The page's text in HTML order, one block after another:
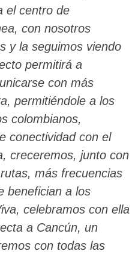
el centro de
con nosotros
y la seguimos viendo
permitirá a
con más
permitiéndole a los
colombianos,
conectividad con el
creceremos, junto con
más frecuencias
benefician a los
celebramos con ella
a Cancún, un
con todas las